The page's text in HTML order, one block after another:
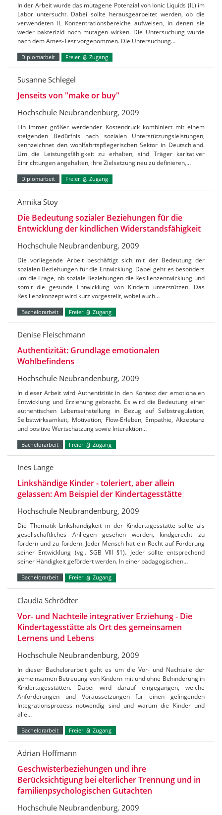
In der Arbeit wurde das mutagene Potenzial von Ionic Liquids (IL) im
Labor untersucht. Dabei sollte herausgearbeitet werden, ob die
verwendeten IL Konzentrationsbereiche aufweisen, in denen sie
weder bakterizid noch mutagen wirken. Die Untersuchung wurde
nach dem Ames-Test vorgenommen. Die Untersuchung…
Diplomarbeit Freier Zugang
Susanne Schlegel
Jenseits von "make or buy"
Hochschule Neubrandenburg, 2009
Ein immer größer werdender Kostendruck kombiniert mit einem
steigenden Bedürfnis nach sozialen Unterstützungsleistungen,
kennzeichnet den wohlfahrtspflegerischen Sektor in Deutschland.
Um die Leistungsfähigkeit zu erhalten, sind Träger karitativer
Einrichtungen angehalten, ihre Zielsetzung neu zu definieren,…
Diplomarbeit Freier Zugang
Annika Stoy
Die Bedeutung sozialer Beziehungen für die
Entwicklung der kindlichen Widerstandsfähigkeit
Hochschule Neubrandenburg, 2009
Die vorliegende Arbeit beschäftigt sich mit der Bedeutung der
sozialen Beziehungen für die Entwicklung. Dabei geht es besonders
um die Frage, ob soziale Beziehungen die Resilienzentwicklung und
somit die gesunde Entwicklung von Kindern unterstützen. Das
Resilienzkonzept wird kurz vorgestellt, wobei auch…
Bachelorarbeit Freier Zugang
Denise Fleischmann
Authentizität: Grundlage emotionalen
Wohlbefindens
Hochschule Neubrandenburg, 2009
In dieser Arbeit wird Authentizität in den Kontext der emotionalen
Entwicklung und Erziehung gebracht. Es wird die Bedeutung einer
authentischen Lebenseinstellung in Bezug auf Selbstregulation,
Selbstwirksamkeit, Motivation, Flow-Erleben, Empathie, Akzeptanz
und positive Wertschätzung sowie Interaktion…
Bachelorarbeit Freier Zugang
Ines Lange
Linkshändige Kinder - toleriert, aber allein
gelassen: Am Beispiel der Kindertagesstätte
Hochschule Neubrandenburg, 2009
Die Thematik Linkshändigkeit in der Kindertagesstätte sollte als
gesellschaftliches Anliegen gesehen werden, kindgerecht zu
fördern und zu fordern. Jeder Mensch hat ein Recht auf Förderung
seiner Entwicklung (vgl. SGB VIII §1). Jeder sollte entsprechend
seiner Händigkeit gefördert werden. In einer pädagogischen…
Bachelorarbeit Freier Zugang
Claudia Schrödter
Vor- und Nachteile integrativer Erziehung - Die
Kindertagesstätte als Ort des gemeinsamen
Lernens und Lebens
Hochschule Neubrandenburg, 2009
In dieser Bachelorarbeit geht es um die Vor- und Nachteile der
gemeinsamen Betreuung von Kindern mit und ohne Behinderung in
Kindertagesstätten. Dabei wird darauf eingegangen, welche
Anforderungen und Voraussetzungen für einen gelingenden
Integrationsprozess notwendig sind und warum die Kinder und
alle…
Bachelorarbeit Freier Zugang
Adrian Hoffmann
Geschwisterbeziehungen und ihre
Berücksichtigung bei elterlicher Trennung und in
familienpsychologischen Gutachten
Hochschule Neubrandenburg, 2009